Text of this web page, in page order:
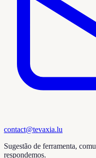
contact@tevaxia.lu
Sugestão de ferramenta,
respondemos.